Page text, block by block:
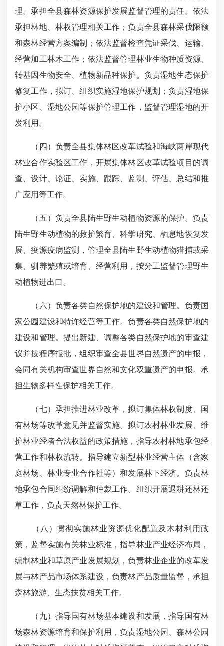
理。承担全县森林资源保护发展监督管理的责任。依法
承担林地、林权管理相关工作；负责全县森林采伐限额
和森林经营方案编制；依法监督检查凭证采伐、运输、
经营加工林木工作；依法监督管理林业生物种质资源、
转基因生物安全、植物新品种保护。负责湿地生态保护
修复工作，拟订、组织实施湿地保护规划；负责湿地保
护小区、湿地公园等保护管理工作，监督管理湿地的开
发利用。
（四）负责全县集体林区改革试验和海峡两岸现代
林业合作实验区工作，开展集体林区改革试验项目的调
查、设计、论证、实施、跟踪、监测、评估、总结和推
广应用等工作。
（五）负责全县陆生野生动植物资源的保护。负责
陆生野生动植物的救护繁育、科学研究、栖息地恢复发
展、疫源疫病监测，管理全县陆生野生动植物猎捕或采
集、驯养繁殖或培育、经营利用，按分工监督管理野生
动植物进出口。
（六）负责各类自然保护地的建设和管理。负责国
家公园建设和特许经营等工作。负责各类自然保护地的
建设和管理。提出新建、调整各类自然保护地的审查建
议并按程序报批，组织审查全县世界自然遗产的申报，
会同有关机构审查世界自然和文化双重遗产的申报。承
担生物多样性保护相关工作。
（七）承担推进林业改革，拟订集体林权制度、国
有林场等改革意见并监督实施。拟订农村林业发展、维
护林业经者合法权益的政策措施，指导农村林地承包经
营工作和林权流转。指导建立新型林业经营主体（含家
庭林场、林业专业合作社等）和发展林下经济。负责林
地承包合同纠纷调解和仲裁工作。组织开展退耕还林还
草工作，负责天然林保护工作。
（八）贯彻实施林业资源优化配置及木材利用政
策，监督实施有关林业标准，指导林业产业经济布局，
编制林业和草原产业发展规划，负责林业企业的改革发
展与林产品市场体系建设，负责林产品质量监督，承担
森林旅游、生态扶贫相关工作。
（九）指导国有林场基本建设和发展，指导国有林
场森林资源培育和保护利用，负责湿地公园、森林公园